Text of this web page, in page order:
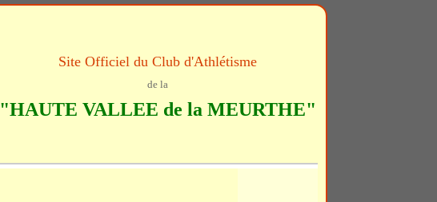
Site Officiel du Club d'Athlétisme
de la
"HAUTE VALLEE de la MEURTHE"